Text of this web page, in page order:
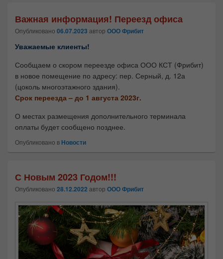
Важная информация! Переезд офиса
Опубликовано 06.07.2023 автор ООО Фрибит
Уважаемые клиенты!
Сообщаем о скором переезде офиса ООО КСТ (Фрибит)
в новое помещение по адресу: пер. Серный, д. 12а
(цоколь многоэтажного здания).
Срок переезда – до 1 августа 2023г.
О местах размещения дополнительного терминала
оплаты будет сообщено позднее.
Опубликовано в Новости
С Новым 2023 Годом!!!
Опубликовано 28.12.2022 автор ООО Фрибит